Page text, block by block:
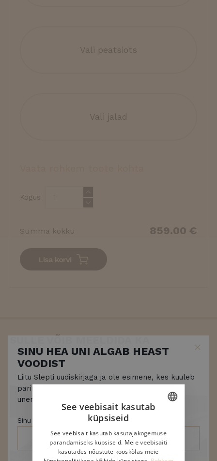
Vali peatsiots
Vali jalad
Kogus
Summa kokku 859.00 €
Lisa korvi
SINU HEA UNI ALGAB HEAST
VOODIST
ENGLISH
FINNISH
See veebisait kasutab
küpsiseid
See veebisait kasutab kasutajakogemuse
parandamiseks küpsiseid. Meie veebisaiti
kasutades nõustute kooskõlas meie